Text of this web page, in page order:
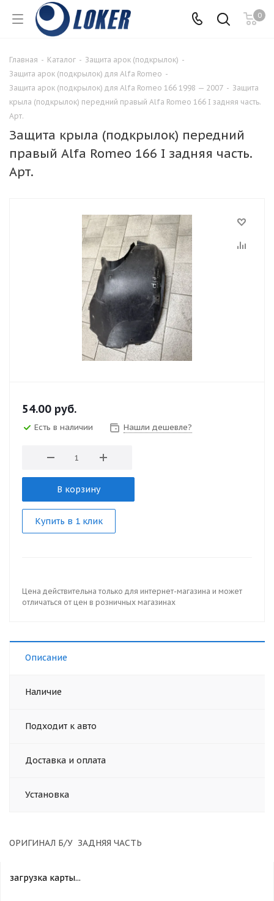
0
Главная - Каталог - Защита арок (подкрылок) -
Защита арок (подкрылок) для Alfa Romeo -
Защита арок (подкрылок) для Alfa Romeo 166 1998 — 2007 - Защита
крыла (подкрылок) передний правый Alfa Romeo 166 I задняя часть.
Арт.
Защита крыла (подкрылок) передний
правый Alfa Romeo 166 I задняя часть.
Арт.
54.00 руб.
Есть в наличии Нашли дешевле?
В корзину
Купить в 1 клик
Цена действительна только для интернет-магазина и может
отличаться от цен в розничных магазинах
Описание
Наличие
Подходит к авто
Доставка и оплата
Установка
ОРИГИНАЛ Б/У ЗАДНЯЯ ЧАСТЬ
загрузка карты...